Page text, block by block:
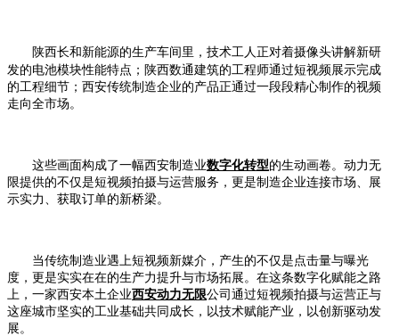
陕西长和新能源的生产车间里，技术工人正对着摄像头讲解新研
发的电池模块性能特点；陕西数通建筑的工程师通过短视频展示完成
的工程细节；西安传统制造企业的产品正通过一段段精心制作的视频
走向全市场。
这些画面构成了一幅西安制造业数字化转型的生动画卷。动力无
限提供的不仅是短视频拍摄与运营服务，更是制造企业连接市场、展
示实力、获取订单的新桥梁。
当传统制造业遇上短视频新媒介，产生的不仅是点击量与曝光
度，更是实实在在的生产力提升与市场拓展。在这条数字化赋能之路
上，一家西安本土企业西安动力无限公司通过短视频拍摄与运营正与
这座城市坚实的工业基础共同成长，以技术赋能产业，以创新驱动发
展。